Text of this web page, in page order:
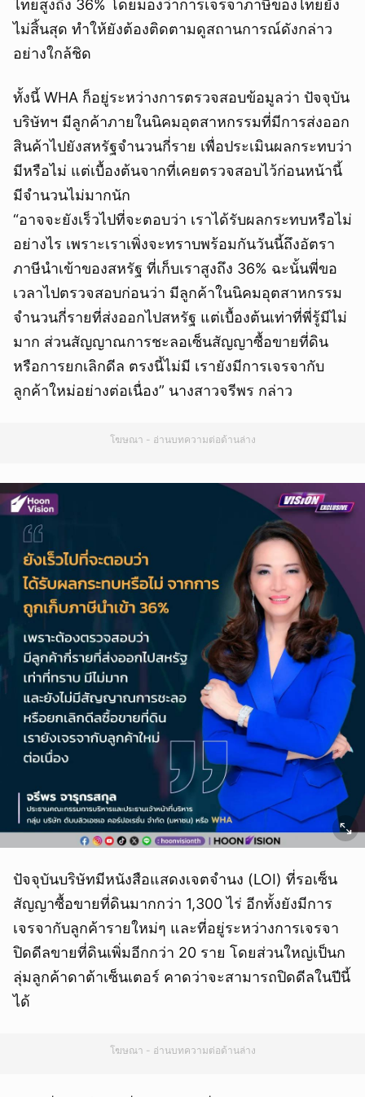
ไทยสูงถึง 36% โดยมองว่าการเจรจาภาษีของไทยยัง
ไม่สิ้นสุด ทำให้ยังต้องติดตามดูสถานการณ์ดังกล่าว
อย่างใกล้ชิด
ทั้งนี้ WHA ก็อยู่ระหว่างการตรวจสอบข้อมูลว่า ปัจจุบัน
บริษัทฯ มีลูกค้าภายในนิคมอุตสาหกรรมที่มีการส่งออก
สินค้าไปยังสหรัฐจำนวนกี่ราย เพื่อประเมินผลกระทบว่า
มีหรือไม่ แต่เบื้องต้นจากที่เคยตรวจสอบไว้ก่อนหน้านี้
มีจำนวนไม่มากนัก
“อาจจะยังเร็วไปที่จะตอบว่า เราได้รับผลกระทบหรือไม่
อย่างไร เพราะเราเพิ่งจะทราบพร้อมกันวันนี้ถึงอัตรา
ภาษีนำเข้าของสหรัฐ ที่เก็บเราสูงถึง 36% ฉะนั้นพี่ขอ
เวลาไปตรวจสอบก่อนว่า มีลูกค้าในนิคมอุตสาหกรรม
จำนวนกี่รายที่ส่งออกไปสหรัฐ แต่เบื้องต้นเท่าที่พี่รู้มีไม่
มาก ส่วนสัญญาณการชะลอเซ็นสัญญาซื้อขายที่ดิน
หรือการยกเลิกดีล ตรงนี้ไม่มี เรายังมีการเจรจากับ
ลูกค้าใหม่อย่างต่อเนื่อง” นางสาวจรีพร กล่าว
โฆษณา - อ่านบทความต่อด้านล่าง
ปัจจุบันบริษัทมีหนังสือแสดงเจตจำนง (LOI) ที่รอเซ็น
สัญญาซื้อขายที่ดินมากกว่า 1,300 ไร่ อีกทั้งยังมีการ
เจรจากับลูกค้ารายใหม่ๆ และที่อยู่ระหว่างการเจรจา
ปิดดีลขายที่ดินเพิ่มอีกกว่า 20 ราย โดยส่วนใหญ่เป็นก
ลุ่มลูกค้าดาต้าเซ็นเตอร์ คาดว่าจะสามารถปิดดีลในปีนี้
ได้
โฆษณา - อ่านบทความต่อด้านล่าง